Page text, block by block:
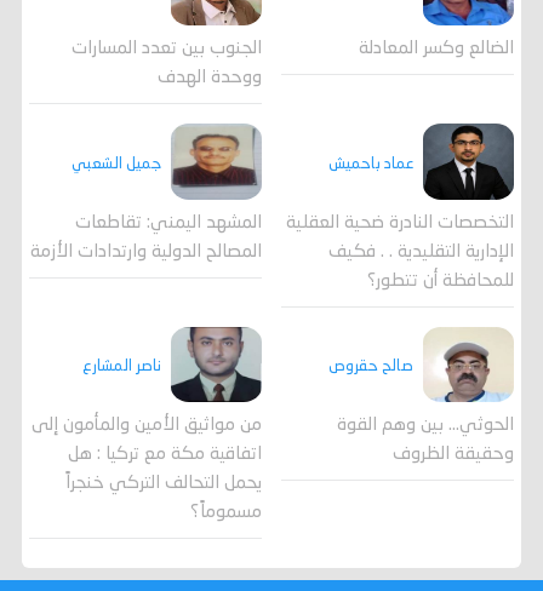
الضالع وكسر المعادلة
الجنوب بين تعدد المسارات
ووحدة الهدف
عماد باحميش
التخصصات النادرة ضحية العقلية
الإدارية التقليدية . . فكيف
للمحافظة أن تتطور؟
جميل الشعبي
المشهد اليمني: تقاطعات
المصالح الدولية وارتدادات الأزمة
صالح حقروص
الحوثي... بين وهم القوة
وحقيقة الظروف
ناصر المشارع
من مواثيق الأمين والمأمون إلى
اتفاقية مكة مع تركيا : هل
يحمل التحالف التركي خنجراً
مسموماً؟